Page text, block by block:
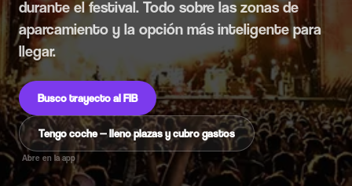
durante el festival. Todo sobre las zonas de
aparcamiento y la opción más inteligente para
llegar.
Busco trayecto al FIB
Tengo coche — lleno plazas y cubro gastos
Abre en la app